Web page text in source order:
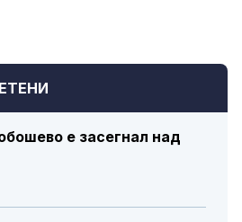
е засегнал над